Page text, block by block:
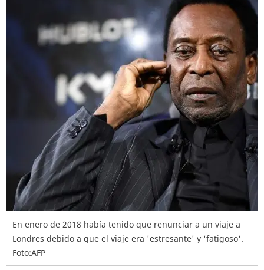
En enero de 2018 había tenido que renunciar a un viaje a
Londres debido a que el viaje era 'estresante' y 'fatigoso'.
Foto:AFP